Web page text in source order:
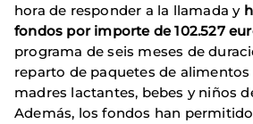
hora de responder a la llamada y
fondos por importe de 102.527
programa de seis meses de
reparto de paquetes de
madres lactantes, bebes y niños
Además, los fondos han